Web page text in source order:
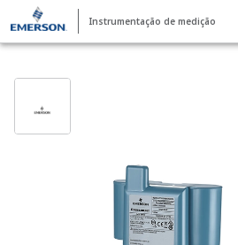
Instrumentação de medição